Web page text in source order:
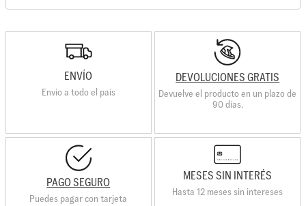
ENVÍO
Envio a todo el país
DEVOLUCIONES GRATIS
Devuelve el producto en un plazo de
90 días.
PAGO SEGURO
Puedes pagar con tarjeta
MESES SIN INTERÉS
Hasta 12 meses sin intereses